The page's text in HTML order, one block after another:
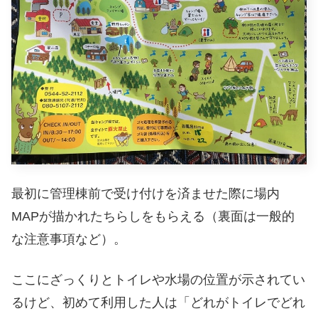
最初に管理棟前で受け付けを済ませた際に場内
MAPが描かれたちらしをもらえる（裏面は一般的
な注意事項など）。
ここにざっくりとトイレや水場の位置が示されてい
るけど、初めて利用した人は「どれがトイレでどれ